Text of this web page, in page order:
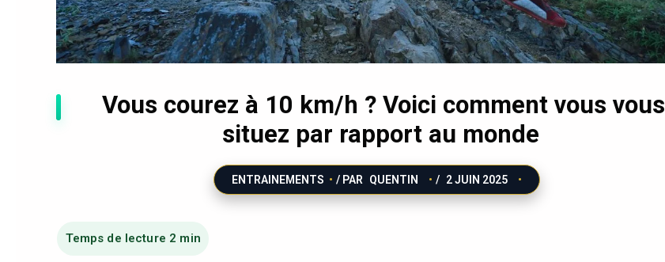
Vous courez à 10 km/h ? Voici comment vous vous
situez par rapport au monde
ENTRAINEMENTS / PAR QUENTIN / 2 JUIN 2025